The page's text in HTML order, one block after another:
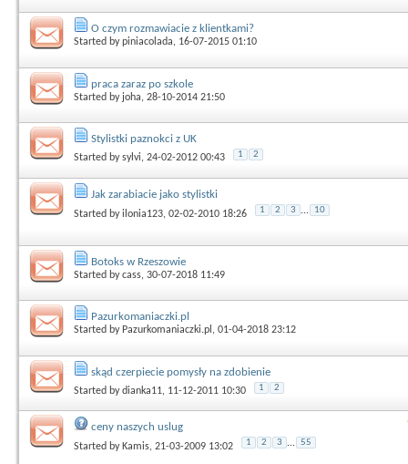
O czym rozmawiacie z klientkami?
Started bypiniacolada, 16-07-2015 01:10
praca zaraz po szkole
Started by joha, 28-10-2014 21:50
Stylistki paznokci z UK
Started bysylvi, 24-02-2012 00:43 1 2
Jak zarabiacie jako stylistki
Started byilonia123, 02-02-2010 18:26 1 2 3 ... 10
Botoks w Rzeszowie
Started bycass, 30-07-2018 11:49
Pazurkomaniaczki.pl
Started byPazurkomaniaczki.pl, 01-04-2018 23:12
skąd czerpiecie pomysły na zdobienie
Started bydianka11, 11-12-2011 10:30 1 2
ceny naszych uslug
Started by Kamis, 21-03-2009 13:02 1 2 3 ... 55